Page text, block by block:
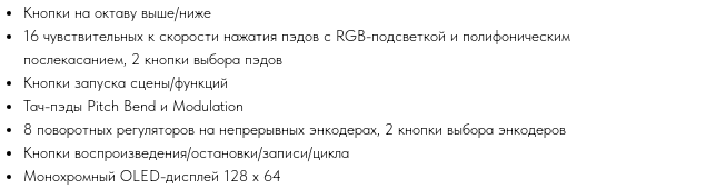
Кнопки на октаву выше/ниже
16 чувствительных к скорости нажатия пэдов с RGB-подсветкой и полифоническим
послекасанием, 2 кнопки выбора пэдов
Кнопки запуска сцены/функций
Тач-пэды Pitch Bend и Modulation
8 поворотных регуляторов на непрерывных энкодерах, 2 кнопки выбора энкодеров
Кнопки воспроизведения/остановки/записи/цикла
Монохромный OLED-дисплей 128 x 64